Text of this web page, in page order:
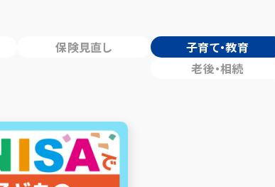
保険見直し 子育て・教育
老後・相続